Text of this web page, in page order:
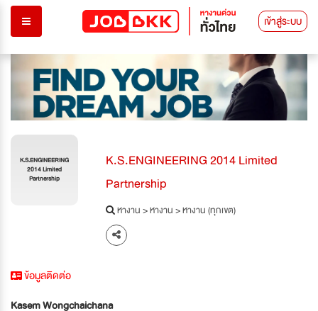
เข้าสู่ระบบ
K.S.ENGINEERING
2014 Limited
Partnership
K.S.ENGINEERING 2014 Limited
Partnership
หางาน>หางาน>หางาน (ทุกเขต)
ข้อมูลติดต่อ
Kasem Wongchaichana